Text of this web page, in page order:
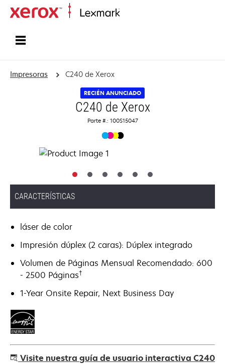
Impresoras C240 de Xerox
RECIÉN ANUNCIADO
C240 de Xerox
Parte #.: 100S15047
CARACTERÍSTICAS
láser de color
Impresión dúplex (2 caras): Dúplex integrado
Volumen de Páginas Mensual Recomendado: 600
- 2500 Páginas†
1-Year Onsite Repair, Next Business Day
Visite nuestra guía de usuario interactiva C240